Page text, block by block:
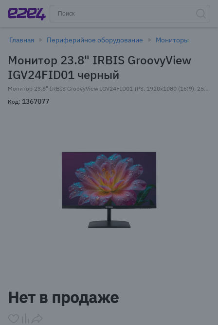
Главная Периферийное оборудование Мониторы
Монитор 23.8" IRBIS GroovyView
IGV24FID01 черный
Монитор 23.8" IRBIS GroovyView IGV24FID01 IPS, 1920x1080 (16:9), 250кд/м2, 3 мс, 178°/178°, VGA, HDMI, DisplayPort, USB-Hub, черный (IGV24FID01)
Код: 1367077
of
1
Нет в продаже